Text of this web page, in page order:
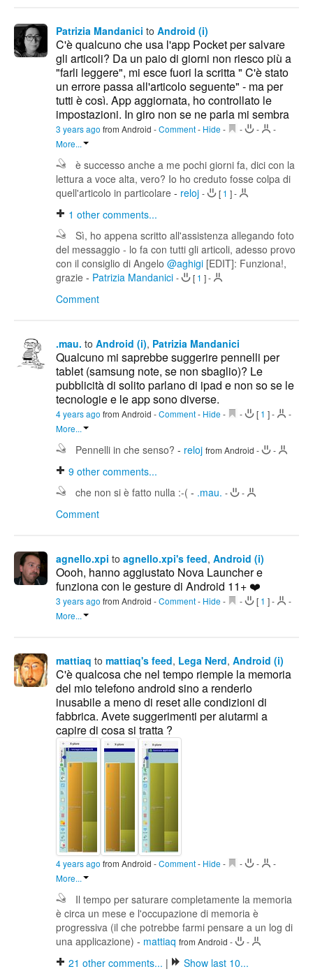
Patrizia Mandanici to Android (i)
C'è qualcuno che usa l'app Pocket per salvare
gli articoli? Da un paio di giorni non riesco più a
"farli leggere", mi esce fuori la scritta " C'è stato
un errore passa all'articolo seguente" - ma per
tutti è così. App aggiornata, ho controllato le
impostazioni. In giro non se ne parla mi sembra
3 years ago from Android -Comment- Hide - - -
-
More...
è successo anche a me pochi giorni fa, dici con la
lettura a voce alta, vero? Io ho creduto fosse colpa di
quell'articolo in particolare - reloj - [ 1 ]-
1 other comments...
Sì, ho appena scritto all'assistenza allegando foto
del messaggio - lo fa con tutti gli articoli, adesso provo
con il consiglio di Angelo @aghigi [EDIT]: Funziona!,
grazie - Patrizia Mandanici - [ 1 ]-
Comment
.mau. to Android (i), Patrizia Mandanici
Qualcuno mi saprebbe suggerire pennelli per
tablet (samsung note, se non sbaglio)? Le
pubblicità di solito parlano di ipad e non so se le
tecnologie e le app sono diverse.
4 years ago from Android -Comment- Hide - - [ 1 ]-
-
More...
Pennelli in che senso? - reloj from Android - -
9 other comments...
che non si è fatto nulla :-( - .mau. - -
Comment
agnello.xpi to agnello.xpi's feed, Android (i)
Oooh, hanno aggiustato Nova Launcher e
funziona con le gesture di Android 11+ ❤️
3 years ago from Android -Comment- Hide - - [ 1 ]-
-
More...
mattiaq to mattiaq's feed, Lega Nerd, Android (i)
C'è qualcosa che nel tempo riempie la memoria
del mio telefono android sino a renderlo
inusabile a meno di reset alle condizioni di
fabbrica. Avete suggerimenti per aiutarmi a
capire di cosa si tratta ?
4 years ago from Android -Comment- Hide - - -
-
More...
Il tempo per saturare completamente la memoria
è circa un mese e l'occupazione di memoria è
progressiva (il che potrebbe farmi pensare a un log di
una applicazione) - mattiaq from Android - -
21 other comments... |
Show last 10...